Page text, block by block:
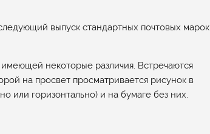
выпуск стандартных почтовых марок
некоторые различия. Встречаются
на просвет просматривается рисунок в
или горизонтально) и на бумаге без них.